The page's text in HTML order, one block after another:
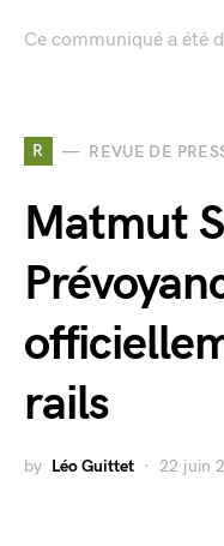
Ce communiqué a été
R REVUE DE
Matmut
rails
by Léo Guittet 22 juin